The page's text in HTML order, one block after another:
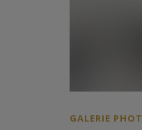
GALERIE